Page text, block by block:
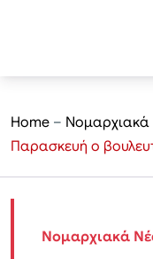
Home –
Παρασκευή ο
Νομαρχιακά